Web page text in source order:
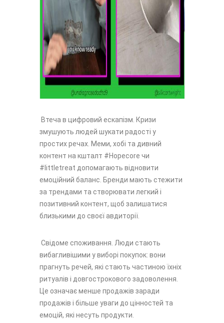
Втеча в цифровий ескапізм. Кризи
змушують людей шукати радості у
простих речах. Меми, хобі та дивний
контент на кшталт #Hopecore чи
#littletreat допомагають відновити
емоційний баланс. Бренди мають стежити
за трендами та створювати легкий і
позитивний контент, щоб залишатися
близькими до своєї авдиторії.
Свідоме споживання. Люди стають
вибагливішими у виборі покупок: вони
прагнуть речей, які стають частиною їхніх
ритуалів і довгострокового задоволення.
Це означає менше продажів заради
продажів і більше уваги до цінностей та
емоцій, які несуть продукти.